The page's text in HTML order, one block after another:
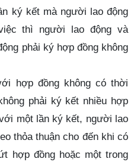
ký kết mà người lao động
thì người lao động và
phải ký hợp đồng không
hợp đồng không có thời
phải ký kết nhiều hợp
một lần ký kết, người lao
thỏa thuận cho đến khi có
hợp đồng hoặc một trong